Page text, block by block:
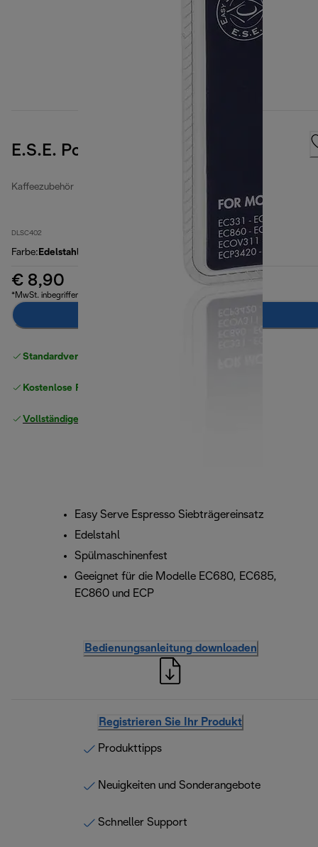
E.S.E. Pods Filter
Kaffeezubehör
DLSC402
Farbe: Edelstahl / schwarz
€ 8,90
*MwSt. inbegriffen
Zum Warenkorb hinzufügen
Standardversand kostenlos
Kostenlose Rücksendungen
Vollständige Herstellergarantie
Easy Serve Espresso Siebträgereinsatz
Edelstahl
Spülmaschinenfest
Geeignet für die Modelle EC680, EC685,
EC860 und ECP
Bedienungsanleitung downloaden
Registrieren Sie Ihr Produkt
Produkttipps
Neuigkeiten und Sonderangebote
Schneller Support